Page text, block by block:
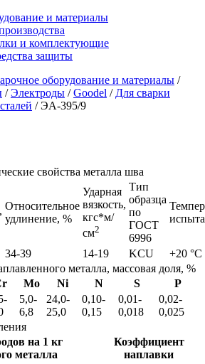
и материалы
и комплектующие
защиты
оборудование и материалы /
/Электроды /Goodel / Для сварки
/ЭА-395/9
свойства металла шва
Относительное
удлинение, %
Ударная
вязкость,
кгс*м/
см2
Тип
образца
по
ГОСТ
6996
34-39 14-19 KCU
+20 °С
металла, массовая доля, %
Mo Ni N S
P
5,0-
6,8
24,0-
25,0
0,10-
0,15
0,01-
0,018
0,02-
0,025
на 1 кг
металла
Коэффициент
наплавки